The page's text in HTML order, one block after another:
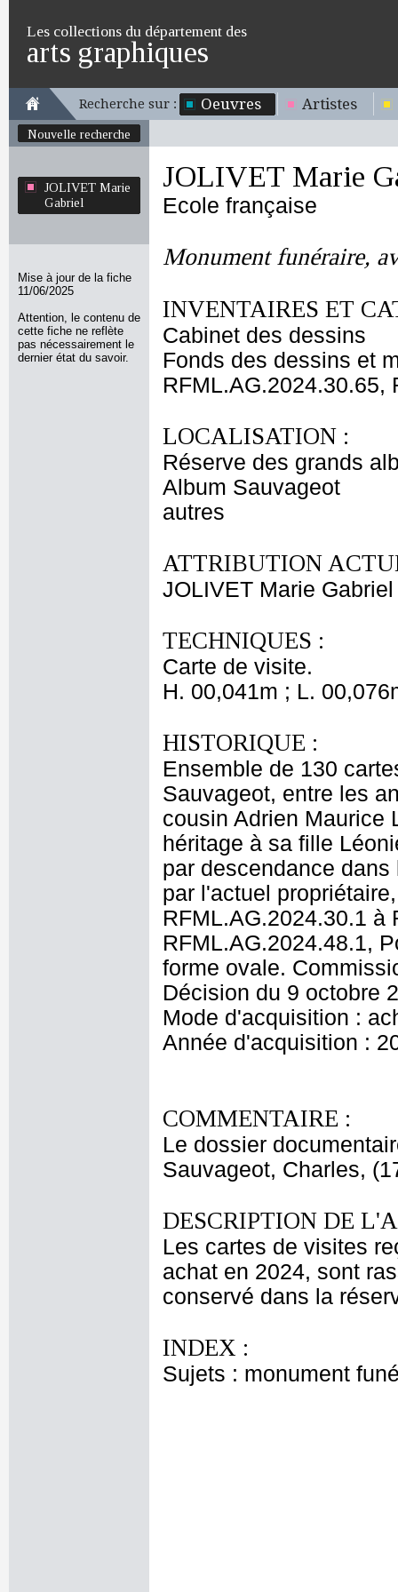
Les collections du département des
arts graphiques
Recherche sur : Oeuvres Artistes
Nouvelle recherche
JOLIVET Marie
Gabriel
Mise à jour de la fiche
11/06/2025
Attention, le contenu de
cette fiche ne reflète
pas nécessairement le
dernier état du savoir.
JOLIVET Marie
Ecole française
Monument funéraire,
INVENTAIRES ET
Cabinet des dessins
Fonds des dessins et
RFML.AG.2024.30.65,
LOCALISATION :
Réserve des grands
Album Sauvageot
autres
ATTRIBUTION
JOLIVET Marie Gabriel
TECHNIQUES :
Carte de visite.
H. 00,041m ; L.
HISTORIQUE :
Ensemble de 130
Sauvageot, entre les
cousin Adrien Maurice
héritage à sa fille
par descendance
par l'actuel
RFML.AG.2024.30.1 à
RFML.AG.2024.48.1,
forme ovale.
Décision du 9 octobre
Mode d'acquisition :
Année d'acquisition :
COMMENTAIRE :
Le dossier
Sauvageot, Charles,
DESCRIPTION DE
Les cartes de visites
achat en 2024, sont
conservé dans la
INDEX :
Sujets : monument